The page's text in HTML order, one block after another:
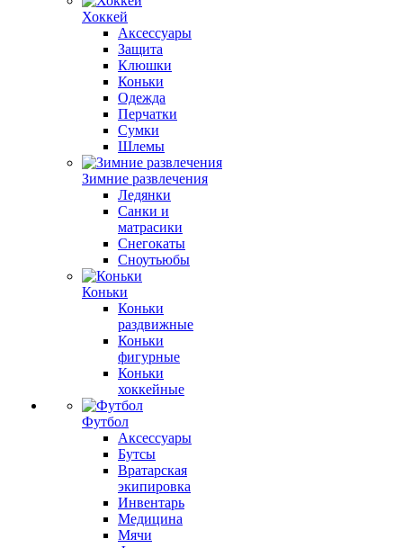
Хоккей
Аксессуары
Защита
Клюшки
Коньки
Одежда
Перчатки
Сумки
Шлемы
Зимние развлечения
Ледянки
Санки и
матрасики
Снегокаты
Сноутьюбы
Коньки
Коньки
раздвижные
Коньки
фигурные
Коньки
хоккейные
Футбол
Аксессуары
Бутсы
Вратарская
экипировка
Инвентарь
Медицина
Мячи